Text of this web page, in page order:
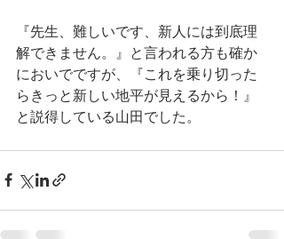
『先生、難しいです、新人には到底理
解できません。』と言われる方も確か
においでですが、『これを乗り切った
らきっと新しい地平が見えるから！』
と説得している山田でした。